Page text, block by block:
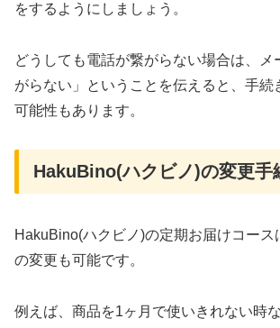
をするようにしましょう。
どうしても電話が繋がらない場合は、メ
がらない」ということを伝えると、手続
可能性もあります。
HakuBino(ハクビノ)の変更手
HakuBino(ハクビノ)の定期お届けコース
の変更も可能です。
例えば、商品を1ヶ月で使いきれない時